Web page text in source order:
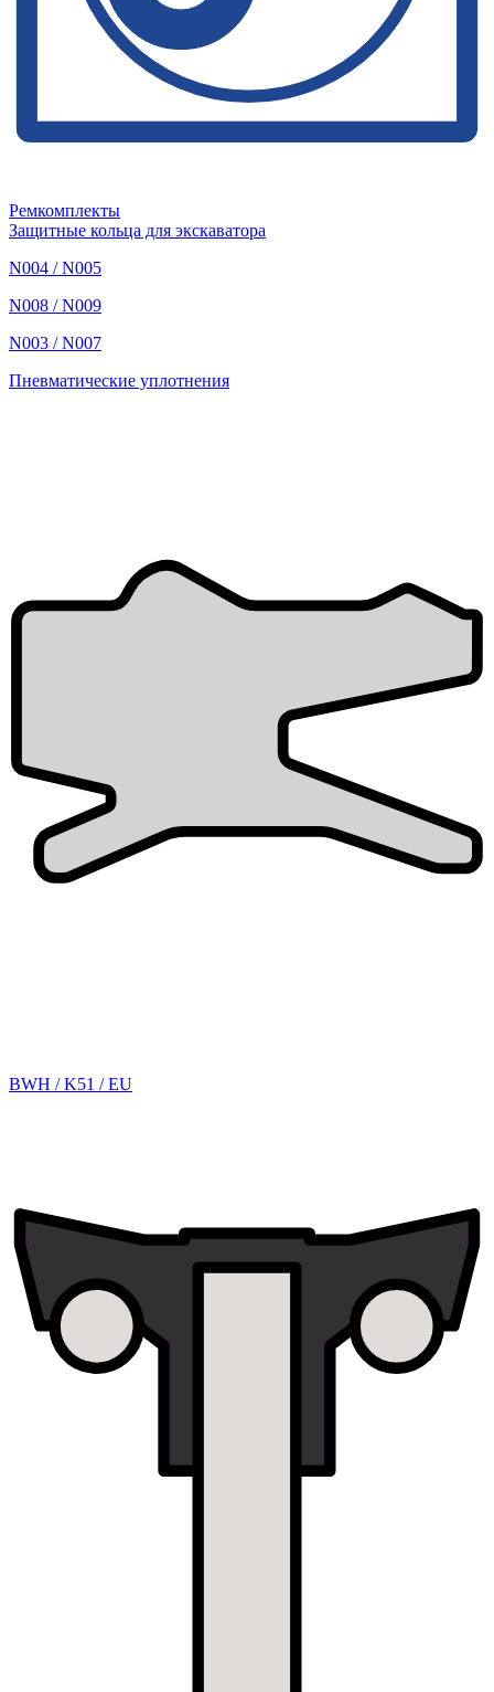
Ремкомплекты
Защитные кольца для экскаватора
N004 / N005
N008 / N009
N003 / N007
Пневматические уплотнения
BWH / K51 / EU